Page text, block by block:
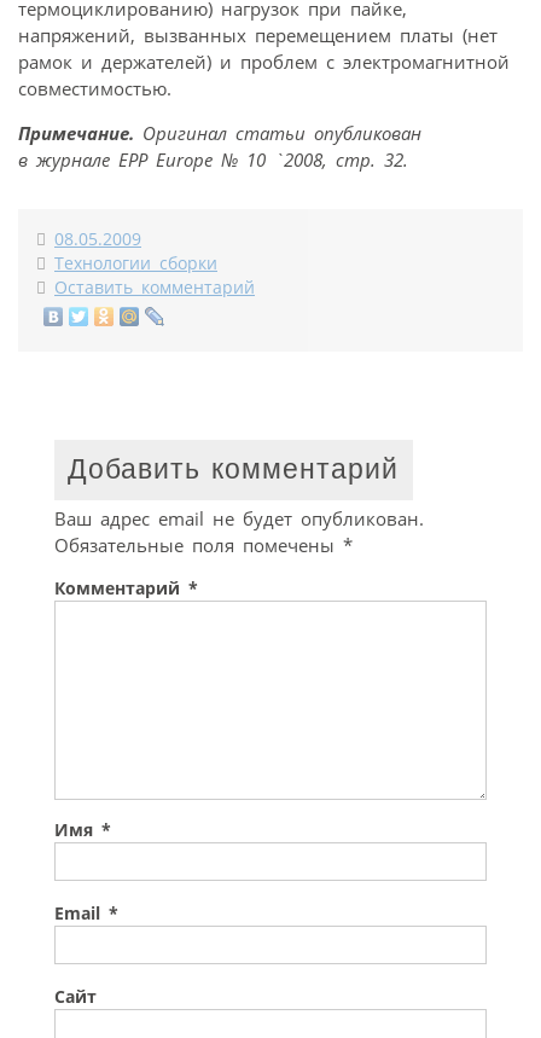
термоциклированию) нагрузок при пайке,
напряжений, вызванных перемещением платы (нет
рамок и держателей) и проблем с электромагнитной
совместимостью.
Примечание. Оригинал статьи опубликован
в журнале EPP Europe № 10 `2008, стр. 32.
08.05.2009
Технологии сборки
Оставить комментарий
Добавить комментарий
Ваш адрес email не будет опубликован.
Обязательные поля помечены *
Комментарий *
Имя *
Email *
Сайт